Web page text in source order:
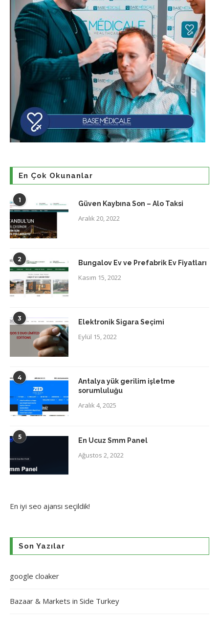
En Çok Okunanlar
1 Güven Kaybına Son – Alo Taksi
Aralık 20, 2022
2 Bungalov Ev ve Prefabrik Ev Fiyatları
Kasım 15, 2022
3 Elektronik Sigara Seçimi
Eylül 15, 2022
4
Antalya yük gerilim işletme
sorumluluğu
Aralık 4, 2025
5 En Ucuz Smm Panel
Ağustos 2, 2022
En iyi seo ajansı seçildik!
Son Yazılar
google cloaker
Bazaar & Markets in Side Turkey